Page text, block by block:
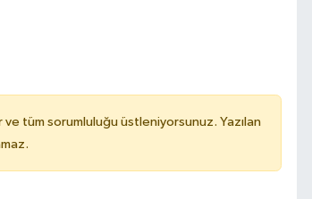
tüm sorumluluğu üstleniyorsunuz. Yazılan